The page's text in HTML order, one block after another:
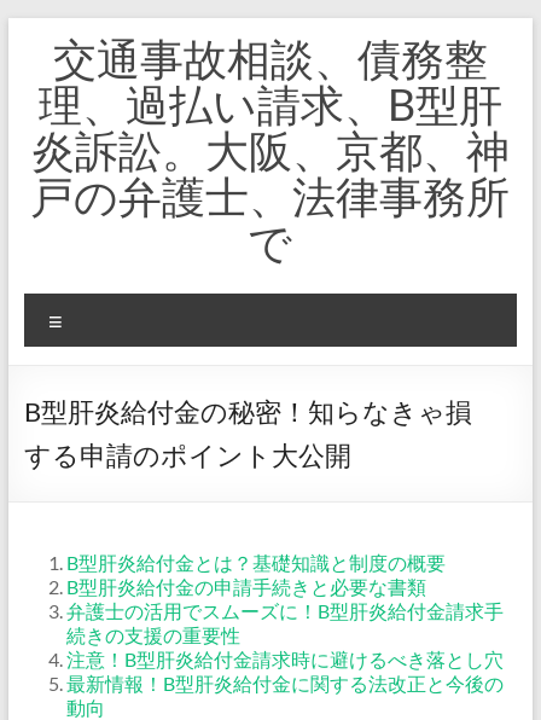
交通事故相談、債務整
理、過払い請求、B型肝
炎訴訟。大阪、京都、神
戸の弁護士、法律事務所
で
ニ
ー
B型肝炎給付金の秘密！知らなきゃ損
する申請のポイント大公開
B型肝炎給付金とは？基礎知識と制度の概要
B型肝炎給付金の申請手続きと必要な書類
弁護士の活用でスムーズに！B型肝炎給付金請求手
続きの支援の重要性
注意！B型肝炎給付金請求時に避けるべき落とし穴
最新情報！B型肝炎給付金に関する法改正と今後の
動向